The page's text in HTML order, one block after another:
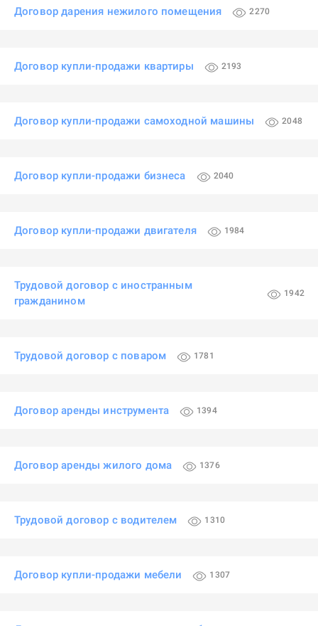
Договор дарения нежилого помещения 2270
Договор купли-продажи квартиры 2193
Договор купли-продажи самоходной машины 2048
Договор купли-продажи бизнеса 2040
Договор купли-продажи двигателя 1984
Трудовой договор с иностранным
гражданином
1942
Трудовой договор с поваром 1781
Договор аренды инструмента 1394
Договор аренды жилого дома 1376
Трудовой договор с водителем 1310
Договор купли-продажи мебели 1307